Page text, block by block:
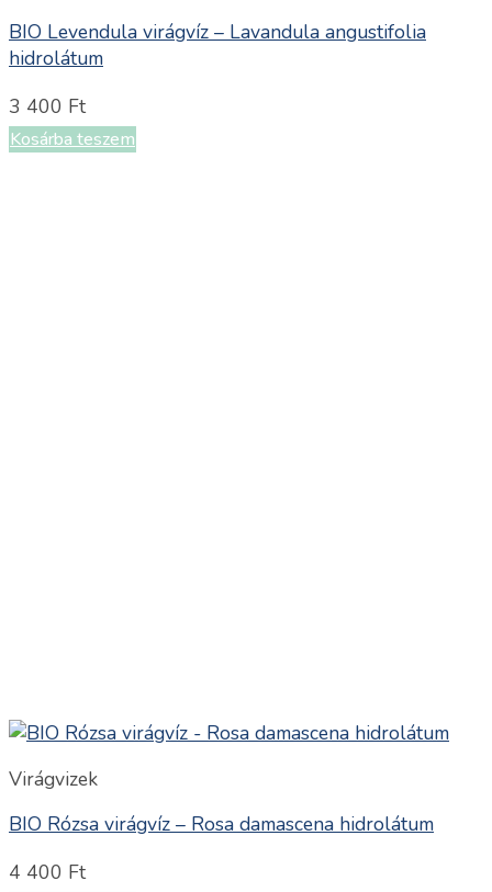
BIO Levendula virágvíz – Lavandula angustifolia
hidrolátum
3 400 Ft
Kosárba teszem
Virágvizek
BIO Rózsa virágvíz – Rosa damascena hidrolátum
4 400 Ft